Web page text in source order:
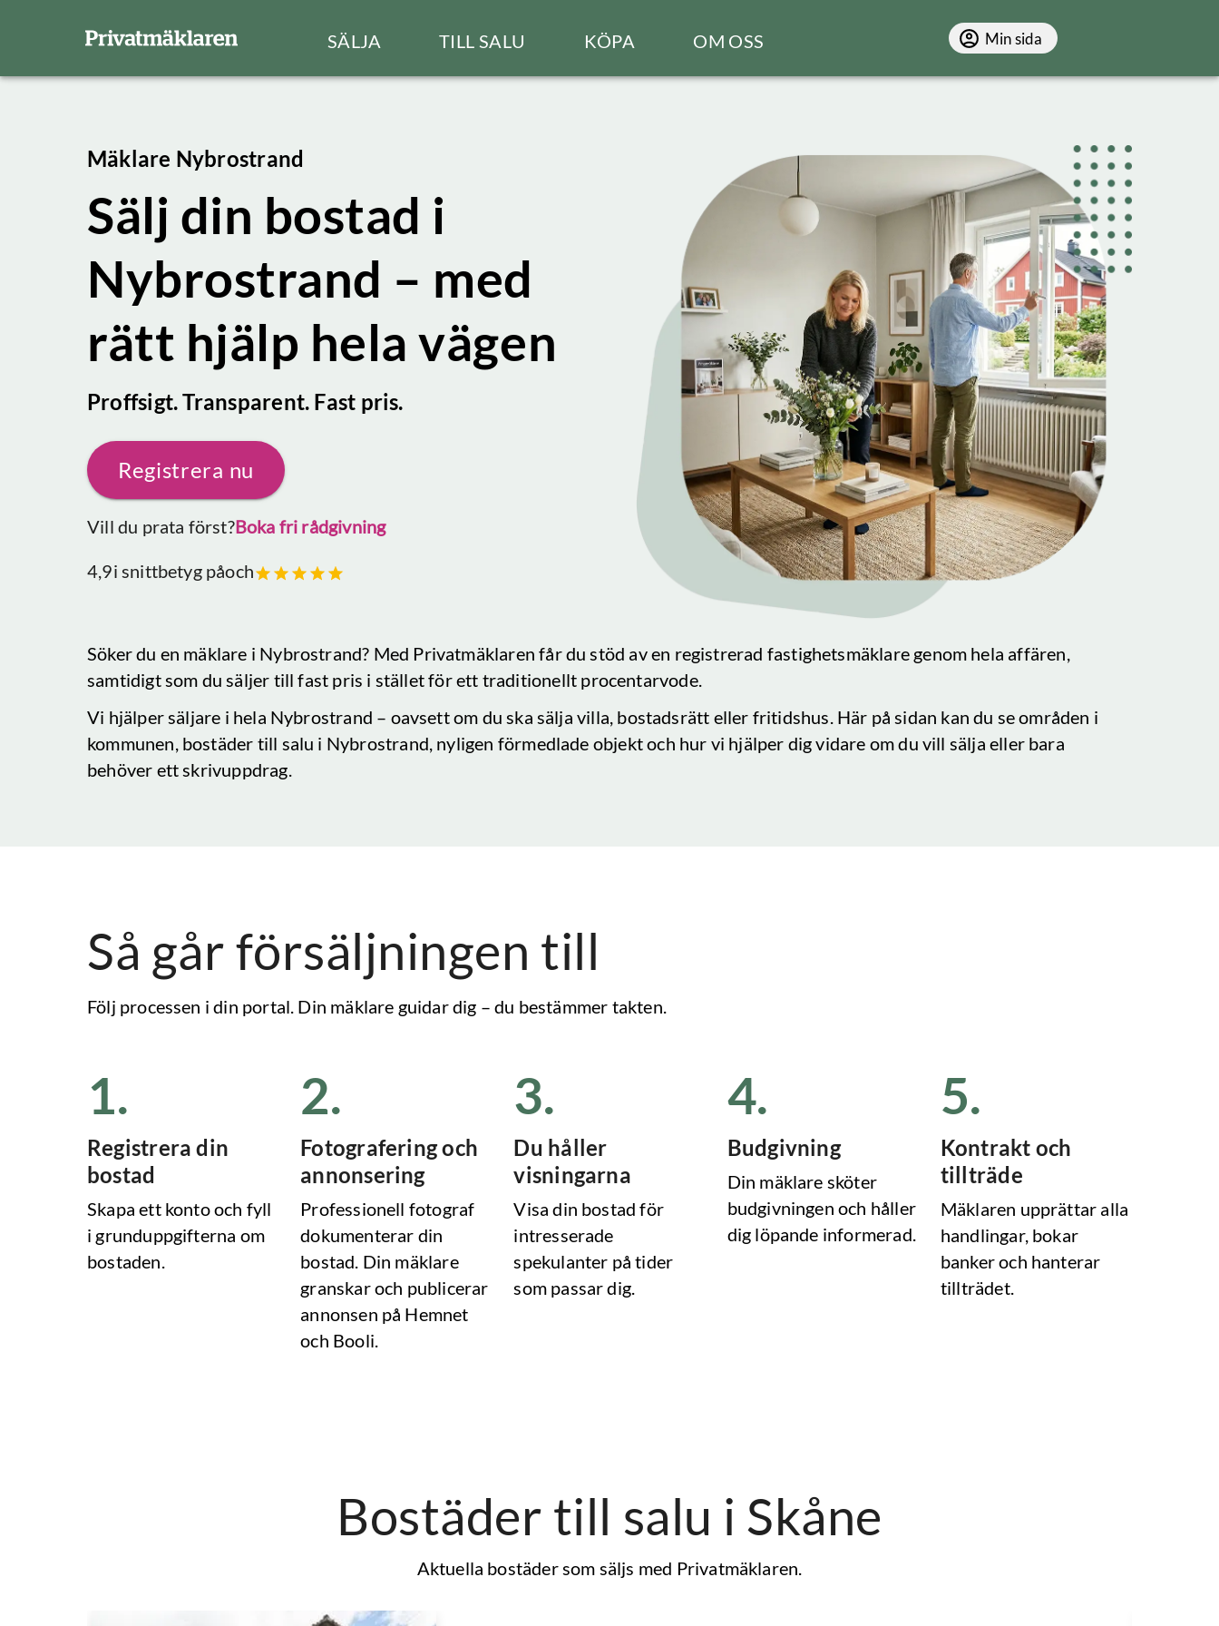
SÄLJA TILL SALU KÖPA OM OSS Min sida
Mäklare Nybrostrand
Sälj din bostad i
Nybrostrand – med
rätt hjälp hela vägen
Proffsigt. Transparent. Fast pris.
Registrera nu
Vill du prata först?Boka fri rådgivning
4,9i snittbetyg påoch
Söker du en mäklare i Nybrostrand? Med Privatmäklaren får du stöd av en registrerad fastighetsmäklare genom hela affären,
samtidigt som du säljer till fast pris i stället för ett traditionellt procentarvode.
Vi hjälper säljare i hela Nybrostrand – oavsett om du ska sälja villa, bostadsrätt eller fritidshus. Här på sidan kan du se områden i
kommunen, bostäder till salu i Nybrostrand, nyligen förmedlade objekt och hur vi hjälper dig vidare om du vill sälja eller bara
behöver ett skrivuppdrag.
Så går försäljningen till
Följ processen i din portal. Din mäklare guidar dig – du bestämmer takten.
1.
Registrera din
bostad
Skapa ett konto och fyll
i grunduppgifterna om
bostaden.
2.
Fotografering och
annonsering
Professionell fotograf
dokumenterar din
bostad. Din mäklare
granskar och publicerar
annonsen på Hemnet
och Booli.
3.
Du håller
visningarna
Visa din bostad för
intresserade
spekulanter på tider
som passar dig.
4.
Budgivning
Din mäklare sköter
budgivningen och håller
dig löpande informerad.
5.
Kontrakt och
tillträde
Mäklaren upprättar alla
handlingar, bokar
banker och hanterar
tillträdet.
Bostäder till salu i Skåne
Aktuella bostäder som säljs med Privatmäklaren.